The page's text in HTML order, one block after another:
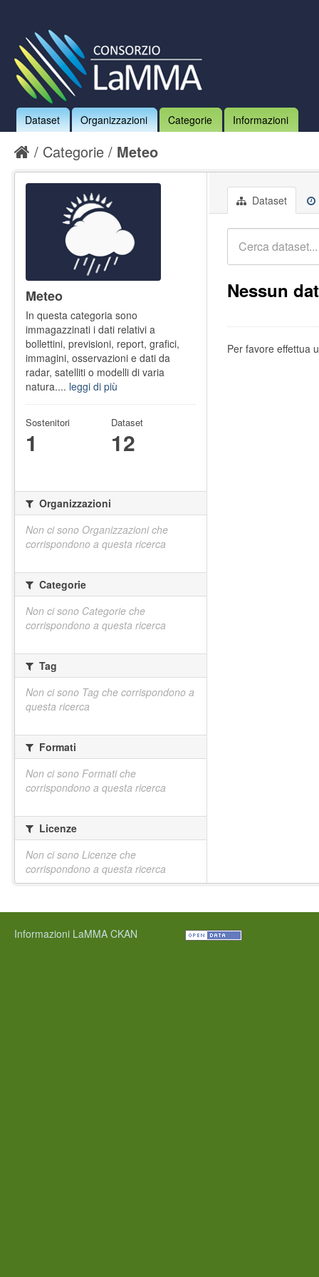
Dataset Organizzazioni Categorie Informazioni
Categorie Meteo
Dataset
Nessun
Per favore effettua
Meteo
In questa categoria sono
immagazzinati i dati relativi a
bollettini, previsioni, report, grafici,
immagini, osservazioni e dati da
radar, satelliti o modelli di varia
natura.... leggi di più
Sostenitori
1
Dataset
12
Organizzazioni
Non ci sono Organizzazioni che
corrispondono a questa ricerca
Categorie
Non ci sono Categorie che
corrispondono a questa ricerca
Tag
Non ci sono Tag che corrispondono a
questa ricerca
Formati
Non ci sono Formati che
corrispondono a questa ricerca
Licenze
Non ci sono Licenze che
corrispondono a questa ricerca
Informazioni LaMMA CKAN